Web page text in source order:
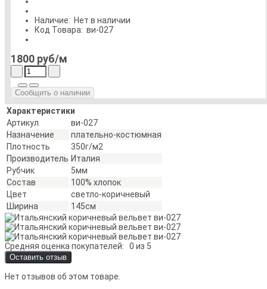
Наличие: Нет в наличии
Код Товара: ви-027
1800 руб/м
Сообщить о наличии
Характеристики
Артикул
ви-027
Назначение
плательно-костюмная
Плотность
350г/м2
Производитель Италия
Рубчик
5мм
Состав
100% хлопок
Цвет
светло-коричневый
Ширина
145см
Средняя оценка покупателей: 0 из 5
Оставить отзыв
Нет отзывов об этом товаре.